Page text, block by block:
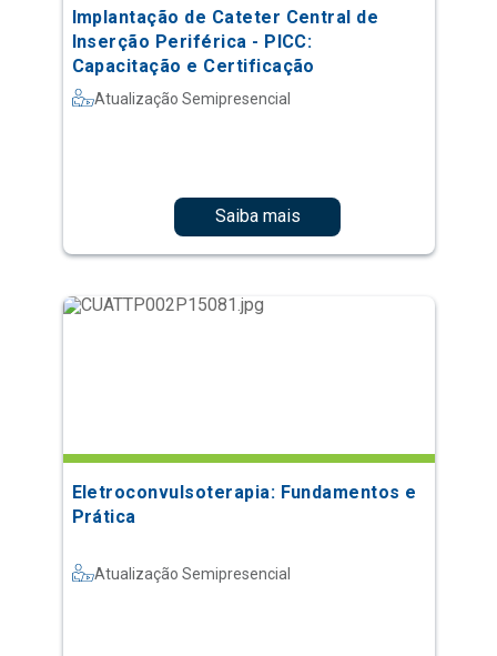
Implantação de Cateter Central de
Inserção Periférica - PICC:
Capacitação e Certificação
Atualização Semipresencial
Saiba mais
Eletroconvulsoterapia: Fundamentos e
Prática
Atualização Semipresencial